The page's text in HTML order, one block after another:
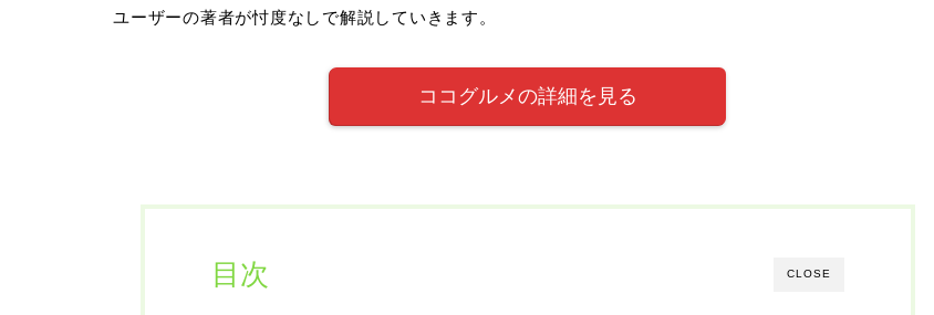
ユーザーの著者が忖度なしで解説していきます。
ココグルメの詳細を見る
CLOSE
目次